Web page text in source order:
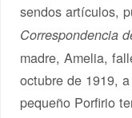
sendos artículos,
Correspondencia
madre, Amelia,
octubre de 1919,
pequeño Porfirio